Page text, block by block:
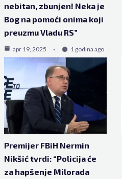
nebitan, zbunjen! Neka je
Bog na pomoći onima koji
preuzmu Vladu RS”
apr 19, 2025 1 godina ago
Premijer FBiH Nermin
Nikšić tvrdi: “Policija će
za hapšenje Milorada